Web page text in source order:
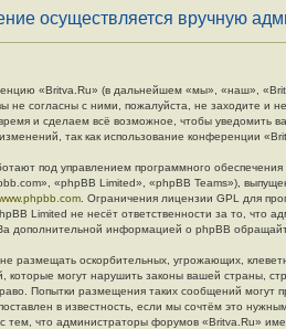
осуществляется вручную
«Britva.Ru» (в дальнейшем «мы», «наш»,
не согласны с ними, пожалуйста, не заходите и
и сделаем всё возможное, чтобы уведомить
так как использование конференции
под управлением программного
«phpBB Limited», «phpBB Teams»),
. Ограничения лицензии GPL для
Limited не несёт ответственности за то, что
дополнительной информацией о phpBB
размещать оскорбительных, угрожающих,
которые могут нарушить законы вашей страны,
Попытки размещения таких сообщений
в известность, если мы сочтём это
тем, что администраторы форумов «Britva.Ru»